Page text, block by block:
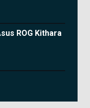
ROG Kithara